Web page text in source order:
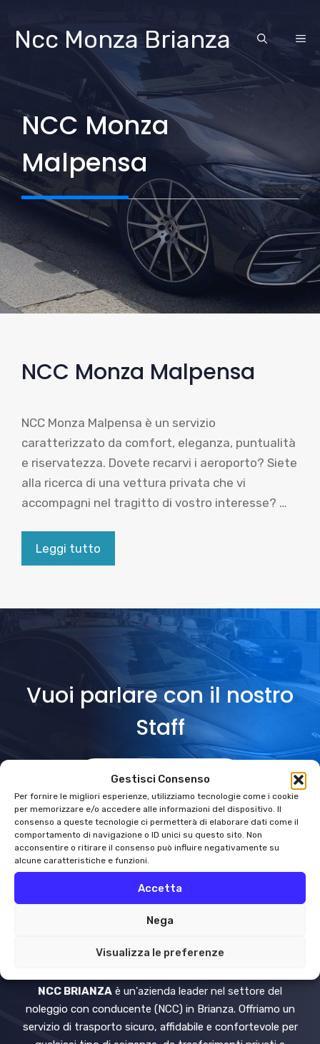
Gestisci Consenso
Per fornire le migliori esperienze, utilizziamo tecnologie come i cookie
per memorizzare e/o accedere alle informazioni del dispositivo. Il
consenso a queste tecnologie ci permetterà di elaborare dati come il
comportamento di navigazione o ID unici su questo sito. Non
acconsentire o ritirare il consenso può influire negativamente su
alcune caratteristiche e funzioni.
Accetta
Nega
Visualizza le preferenze
contenuto
Ncc Monza Brianza
NCC Monza
Malpensa
NCC Monza Malpensa
NCC Monza Malpensa è un servizio
caratterizzato da comfort, eleganza, puntualità
e riservatezza. Dovete recarvi i aeroporto? Siete
alla ricerca di una vettura privata che vi
accompagni nel tragitto di vostro interesse? …
Leggi tutto
Vuoi parlare con il nostro
Staff
CHATTA CON NOI
NCC MONZA BRIANZA
NCC BRIANZA è un'azienda leader nel settore del
noleggio con conducente (NCC) in Brianza. Offriamo un
servizio di trasporto sicuro, affidabile e confortevole per